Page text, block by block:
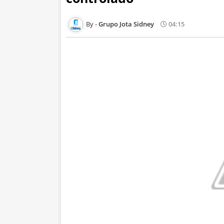
Grupo Jota Sidney 04:15